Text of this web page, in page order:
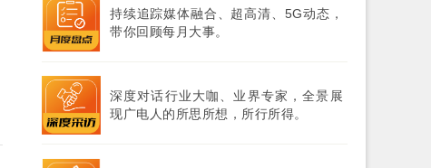
持续追踪媒体融合、超高清、5G动态，
带你回顾每月大事。
深度对话行业大咖、业界专家，全景展
现广电人的所思所想，所行所得。